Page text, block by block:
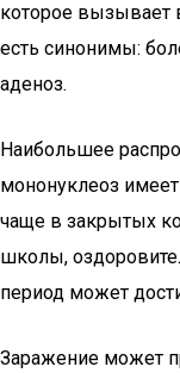
которое вызывает
есть синонимы:
аденоз.
Наибольшее
мононуклеоз
чаще в закрытых
школы,
период может
Заражение может